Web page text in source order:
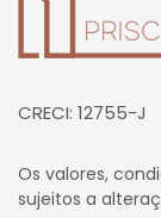
CRECI: 12755-J
Os valores,
sujeitos a